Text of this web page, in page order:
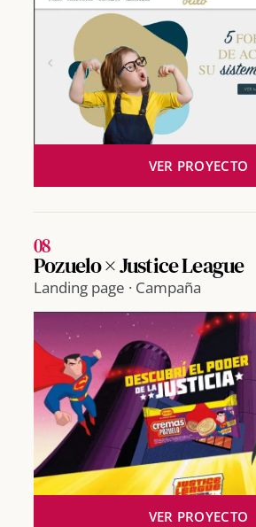
VER PROYECTO
08
Pozuelo × Justice League
Landing page · Campaña
VER PROYECTO